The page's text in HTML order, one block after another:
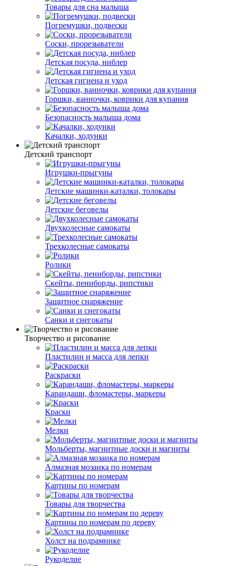
Товары для сна малыша
Погремушки, подвески
Соски, прорезыватели
Детская посуда, ниблер
Детская гигиена и уход
Горшки, ванночки, коврики для купания
Безопасность малыша дома
Качалки, ходунки
Детский транспорт
Игрушки-прыгуны
Детские машинки-каталки, толокары
Детские беговелы
Двухколесные cамокаты
Трехколесные cамокаты
Ролики
Скейты, пениборды, рипстики
Защитное снаряжение
Санки и снегокаты
Творчество и рисование
Пластилин и масса для лепки
Раскраски
Карандаши, фломастеры, маркеры
Краски
Мелки
Мольберты, магнитные доски и магниты
Алмазная мозаика по номерам
Картины по номерам
Товары для творчества
Картины по номерам по дереву
Холст на подрамнике
Рукоделие